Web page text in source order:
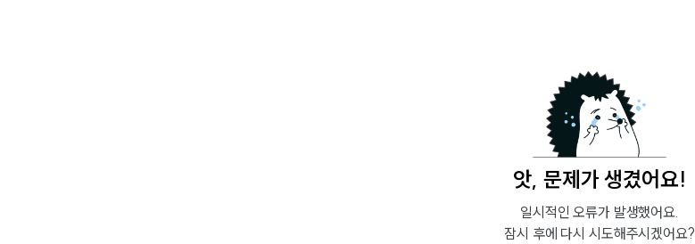
앗, 문제가 생겼어요!
일시적인 오류가 발생했어요.
잠시 후에 다시 시도해주시겠어요?